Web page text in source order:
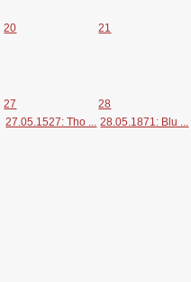
20 21
27
27.05.1527: Tho ...
28
28.05.1871: Blu ...